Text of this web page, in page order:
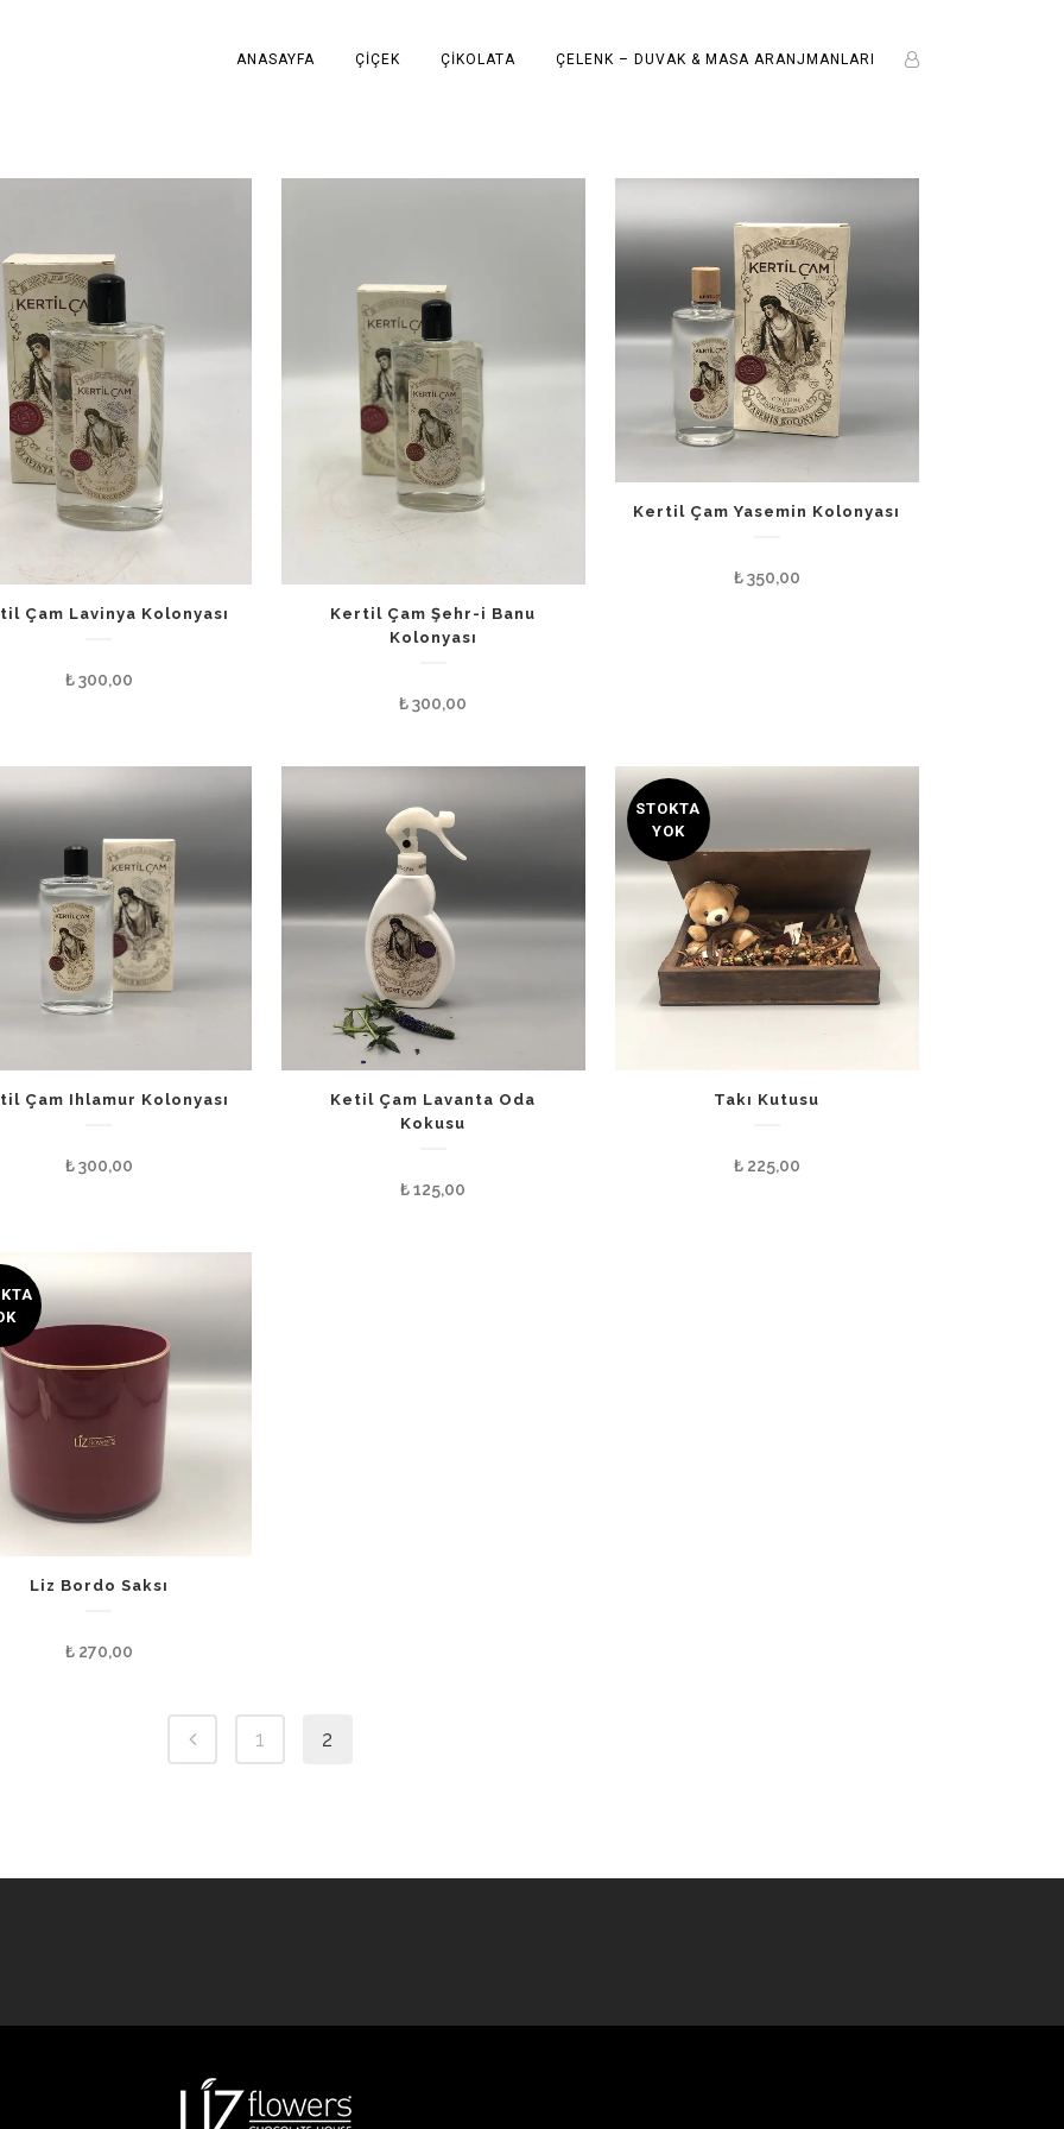
ANASAYFA ÇIÇEK ÇIKOLATA ÇELENK – DUVAK & MASA ARANJMANLARI
Çam Lavinya Kolonyası
₺300,00
Kertil Çam Şehr-i Banu
Kolonyası
₺300,00
Kertil Çam Yasemin Kolonyası
₺350,00
Çam Ihlamur Kolonyası
₺300,00
Ketil Çam Lavanta Oda
Kokusu
₺125,00
STOKTA
YOK
Takı Kutusu
₺225,00
Liz Bordo Saksı
₺270,00
1 2